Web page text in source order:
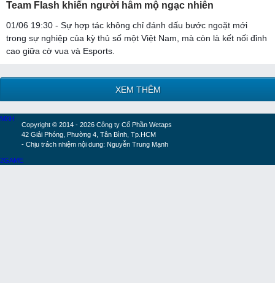
Team Flash khiến người hâm mộ ngạc nhiên
01/06 19:30 - Sự hợp tác không chỉ đánh dấu bước ngoặt mới
trong sự nghiệp của kỳ thủ số một Việt Nam, mà còn là kết nối đỉnh
cao giữa cờ vua và Esports.
XEM THÊM
Copyright © 2014 - 2026 Công ty Cổ Phần Wetaps
42 Giải Phóng, Phường 4, Tân Bình, Tp.HCM
- Chịu trách nhiệm nội dung: Nguyễn Trung Mạnh
MXH
2GAME